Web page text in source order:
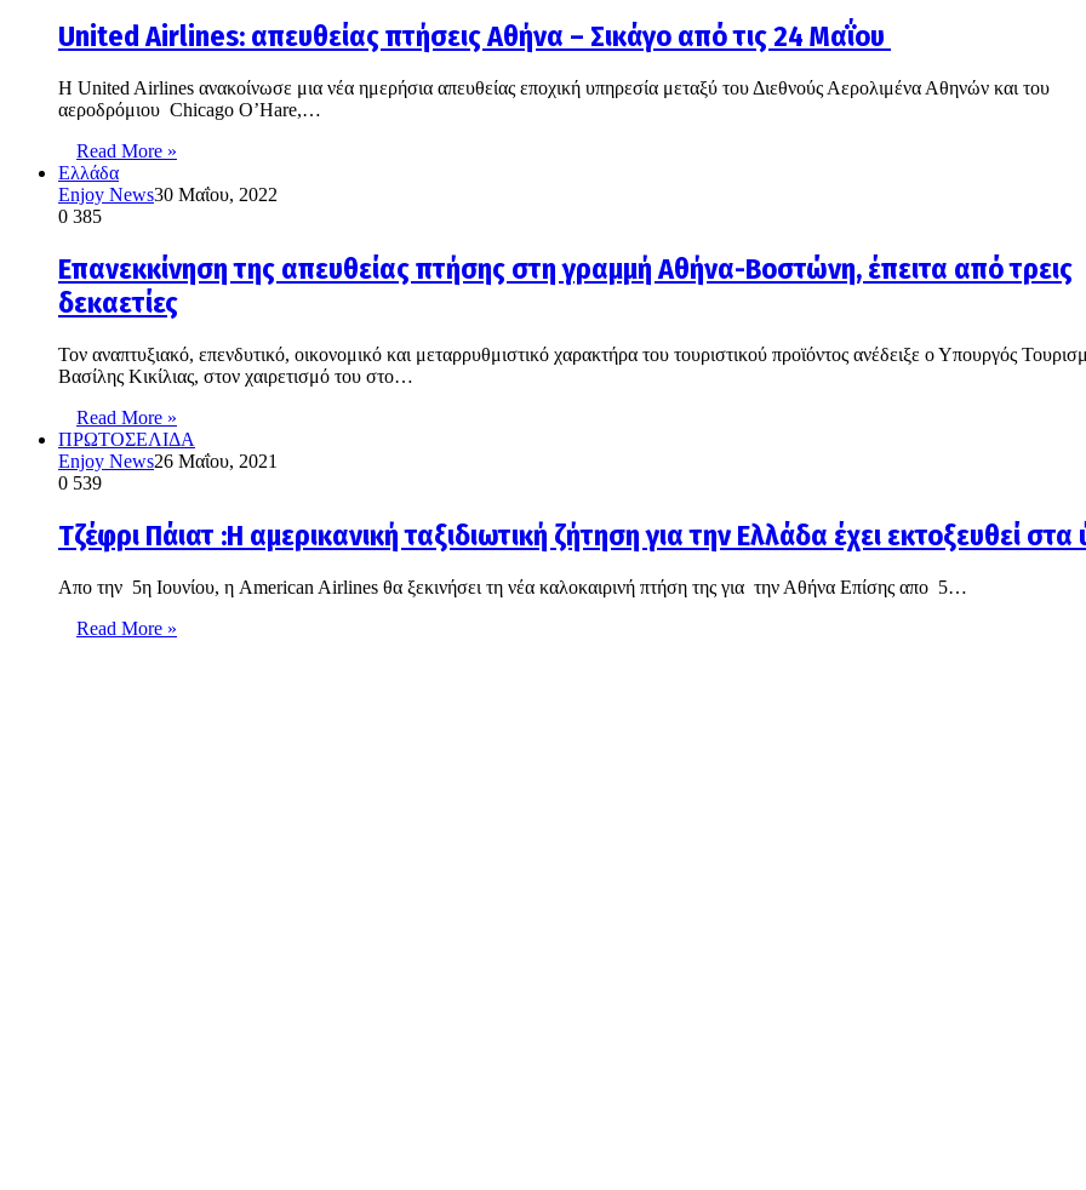
United Airlines: απευθείας πτήσεις Αθήνα – Σικάγο από τις 24 Μαΐου
Η United Airlines ανακοίνωσε μια νέα ημερήσια απευθείας εποχική υπηρεσία μεταξύ του Διεθνούς Αερολιμένα Αθηνών και του
αεροδρόμιου Chicago O’Hare,…
Read More »
Ελλάδα
Enjoy News30 Μαΐου, 2022
0 385
Επανεκκίνηση της απευθείας πτήσης στη γραμμή Αθήνα-Βοστώνη, έπειτα από τρεις
δεκαετίες
Τον αναπτυξιακό, επενδυτικό, οικονομικό και μεταρρυθμιστικό χαρακτήρα του τουριστικού προϊόντος ανέδειξε ο Υπουργός
Βασίλης Κικίλιας, στον χαιρετισμό του στο…
Read More »
ΠΡΩΤΟΣΕΛΙΔΑ
Enjoy News26 Μαΐου, 2021
0 539
Τζέφρι Πάιατ :Η αμερικανική ταξιδιωτική ζήτηση για την Ελλάδα έχει εκτοξευθεί στα
Απο την 5η Ιουνίου, η American Airlines θα ξεκινήσει τη νέα καλοκαιρινή πτήση της για την Αθήνα Επίσης απο 5…
Read More »